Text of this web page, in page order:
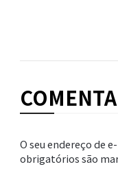
O seu endereço de
obrigatórios são